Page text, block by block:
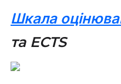
Шкала
та ECTS